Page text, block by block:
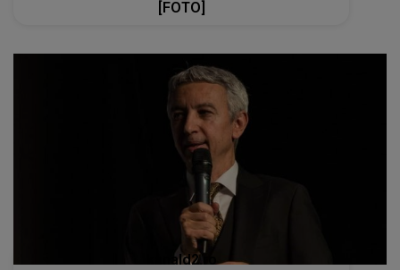
[FOTO]
kanald2.ro